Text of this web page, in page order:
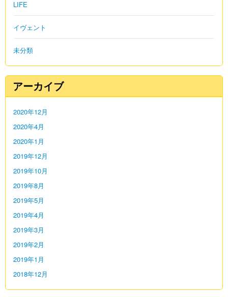
LIFE
イヴェント
未分類
アーカイブ
2020年12月
2020年4月
2020年1月
2019年12月
2019年10月
2019年8月
2019年5月
2019年4月
2019年3月
2019年2月
2019年1月
2018年12月